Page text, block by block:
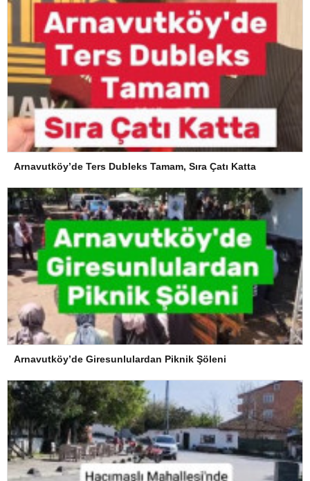
Arnavutköy’de Ters Dubleks Tamam, Sıra Çatı Katta
Arnavutköy’de Giresunlulardan Piknik Şöleni